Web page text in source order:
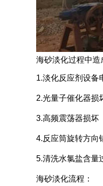
海砂淡化过程中造
1.淡化反应剂设备
2.光量子催化器损
3.高频震荡器损坏
4.反应筒旋转方向
5.清洗水氯盐含量
海砂淡化流程：